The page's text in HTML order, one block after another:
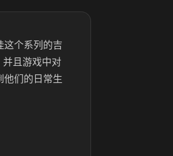
这个系列的吉
且游戏中对
他们的日常生